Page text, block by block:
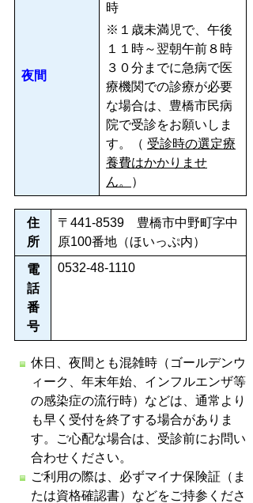
夜間
時
※１歳未満児で、午後
１１時～翌朝午前８時
３０分までに急病で医
療機関での診療が必要
な場合は、豊橋市民病
院で受診をお願いしま
す。（ 受診時の選定療
養費はかかりませ
ん。
）
住
所
〒441-8539 豊橋市中野町字中
原100番地（ほいっぷ内）
電
話
番
号
0532-48-1110
休日、夜間とも混雑時（ゴールデンウ
ィーク、年末年始、インフルエンザ等
の感染症の流行時）などは、 通常より
も早く受付を終了する場合がありま
す。
ご心配な場合は、受診前にお問い
合わせください。
ご利用の際は、必ずマイナ保険証（ま
たは資格確認書）などをご持参くださ